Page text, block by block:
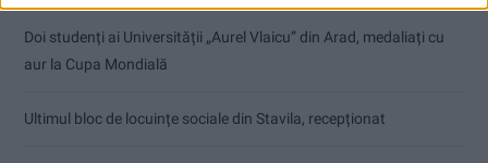
Doi studenți ai Universității „Aurel Vlaicu” din Arad, medaliați cu
aur la Cupa Mondială
Ultimul bloc de locuințe sociale din Stavila, recepționat